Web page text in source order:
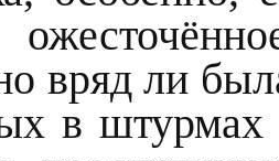
вряд ли
в